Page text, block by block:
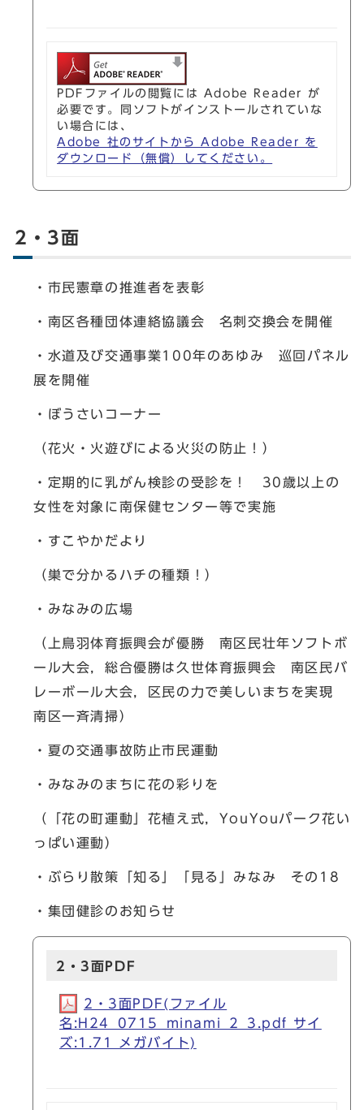
PDFファイルの閲覧には Adobe Reader が
必要です。同ソフトがインストールされていな
い場合には、
Adobe 社のサイトから Adobe Reader を
ダウンロード（無償）してください。
2・3面
・市民憲章の推進者を表彰
・南区各種団体連絡協議会 名刺交換会を開催
・水道及び交通事業100年のあゆみ 巡回パネル
展を開催
・ぼうさいコーナー
（花火・火遊びによる火災の防止！）
・定期的に乳がん検診の受診を！ 30歳以上の
女性を対象に南保健センター等で実施
・すこやかだより
（巣で分かるハチの種類！）
・みなみの広場
（上鳥羽体育振興会が優勝 南区民壮年ソフトボ
ール大会，総合優勝は久世体育振興会 南区民バ
レーボール大会，区民の力で美しいまちを実現
南区一斉清掃）
・夏の交通事故防止市民運動
・みなみのまちに花の彩りを
（「花の町運動」花植え式，YouYouパーク花い
っぱい運動）
・ぶらり散策「知る」「見る」みなみ その18
・集団健診のお知らせ
2・3面PDF
2・3面PDF(ファイル
名:H24_0715_minami_2_3.pdf サイ
ズ:1.71 メガバイト)